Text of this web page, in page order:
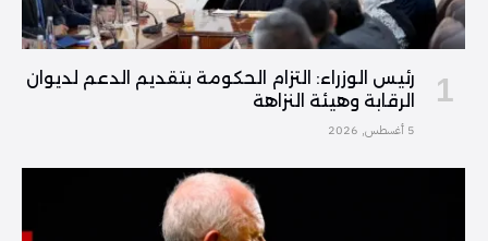
رئيس الوزراء: التزام الحكومة بتقديم الدعم لديوان
الرقابة وهيئة النزاهة
5 أغسطس, 2026